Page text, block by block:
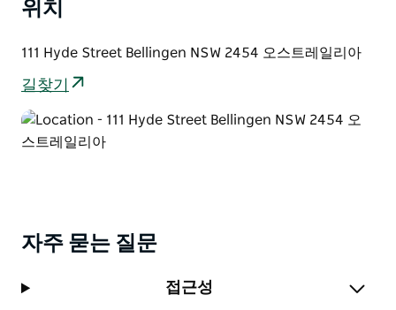
위치
111 Hyde Street Bellingen NSW 2454 오스트레일리아
길찾기
자주 묻는 질문
접근성